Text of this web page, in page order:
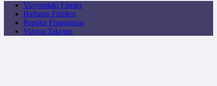
Vizyondaki Filmler
Haftanın Filmleri
Popüler Fragmanlar
Vizyon Takvimi